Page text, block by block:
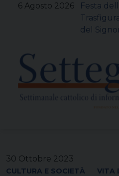
6 Agosto 2026
Festa
del
30 Ottobre 2023
CULTURA E SOCIETÀ VITA